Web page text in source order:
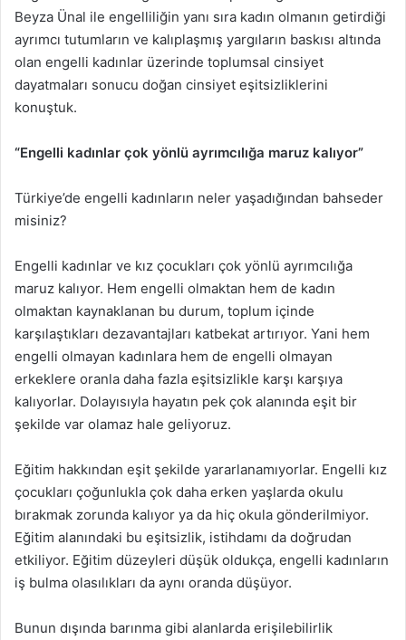
Beyza Ünal ile engelliliğin yanı sıra kadın olmanın getirdiği
ayrımcı tutumların ve kalıplaşmış yargıların baskısı altında
olan engelli kadınlar üzerinde toplumsal cinsiyet
dayatmaları sonucu doğan cinsiyet eşitsizliklerini
konuştuk.
“Engelli kadınlar çok yönlü ayrımcılığa maruz kalıyor”
Türkiye’de engelli kadınların neler yaşadığından bahseder
misiniz?
Engelli kadınlar ve kız çocukları çok yönlü ayrımcılığa
maruz kalıyor. Hem engelli olmaktan hem de kadın
olmaktan kaynaklanan bu durum, toplum içinde
karşılaştıkları dezavantajları katbekat artırıyor. Yani hem
engelli olmayan kadınlara hem de engelli olmayan
erkeklere oranla daha fazla eşitsizlikle karşı karşıya
kalıyorlar. Dolayısıyla hayatın pek çok alanında eşit bir
şekilde var olamaz hale geliyoruz.
Eğitim hakkından eşit şekilde yararlanamıyorlar. Engelli kız
çocukları çoğunlukla çok daha erken yaşlarda okulu
bırakmak zorunda kalıyor ya da hiç okula gönderilmiyor.
Eğitim alanındaki bu eşitsizlik, istihdamı da doğrudan
etkiliyor. Eğitim düzeyleri düşük oldukça, engelli kadınların
iş bulma olasılıkları da aynı oranda düşüyor.
Bunun dışında barınma gibi alanlarda erişilebilirlik